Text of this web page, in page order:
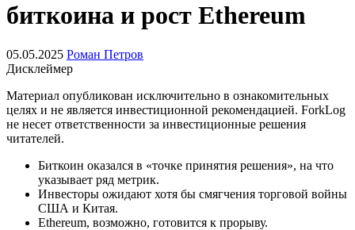
биткоина и рост Ethereum
05.05.2025 Роман Петров
Дисклеймер
Материал опубликован исключительно в ознакомительных
целях и не является инвестиционной рекомендацией. ForkLog
не несет ответственности за инвестиционные решения
читателей.
Биткоин оказался в «точке принятия решения», на что
указывает ряд метрик.
Инвесторы ожидают хотя бы смягчения торговой войны
США и Китая.
Ethereum, возможно, готовится к прорыву.